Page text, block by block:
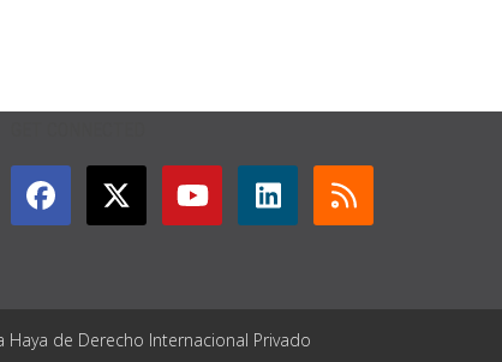
de Derecho Internacional Privado